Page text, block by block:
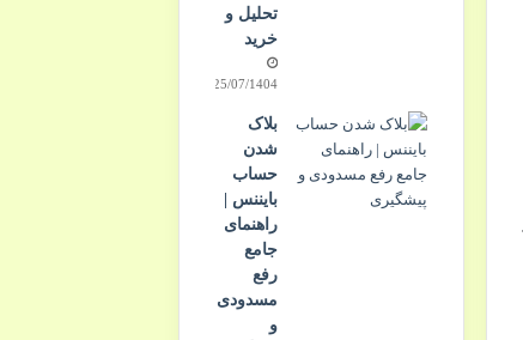
تحلیل و
خرید
25/07/1404
بلاک
شدن
حساب
بایننس |
راهنمای
جامع
رفع
مسدودی
و